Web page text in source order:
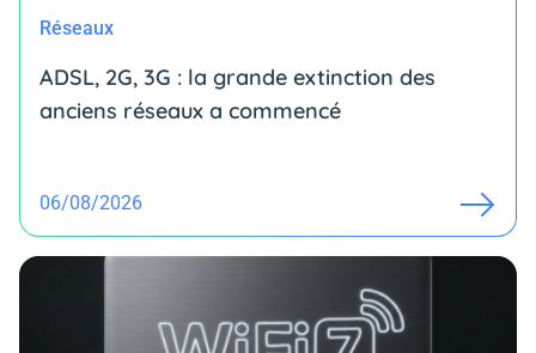
Réseaux
ADSL, 2G, 3G : la grande extinction des
anciens réseaux a commencé
06/08/2026